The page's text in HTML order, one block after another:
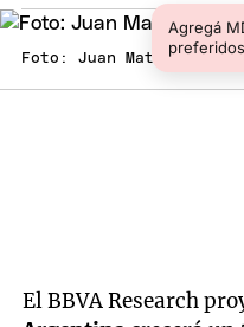
Agregá
Foto: Juan Mateo
El BBVA Research